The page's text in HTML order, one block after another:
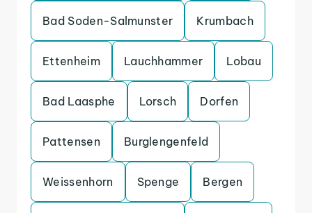
Bad Soden-Salmunster Krumbach
Ettenheim Lauchhammer Lobau
Bad Laasphe Lorsch Dorfen
Pattensen Burglengenfeld
Weissenhorn Spenge Bergen